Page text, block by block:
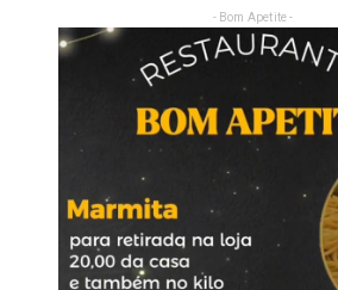
- Bom Apetite -